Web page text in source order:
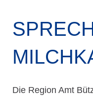
Die Region Amt